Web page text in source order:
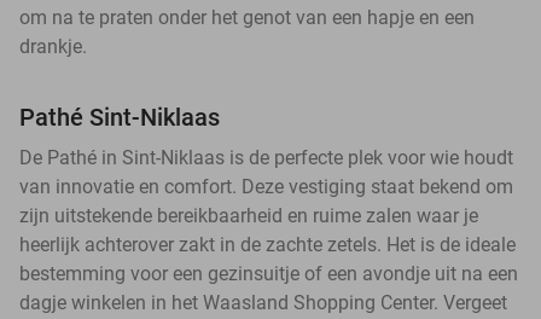
om na te praten onder het genot van een hapje en een
drankje.
Pathé Sint-Niklaas
De Pathé in Sint-Niklaas is de perfecte plek voor wie houdt
van innovatie en comfort. Deze vestiging staat bekend om
zijn uitstekende bereikbaarheid en ruime zalen waar je
heerlijk achterover zakt in de zachte zetels. Het is de ideale
bestemming voor een gezinsuitje of een avondje uit na een
dagje winkelen in het Waasland Shopping Center. Vergeet